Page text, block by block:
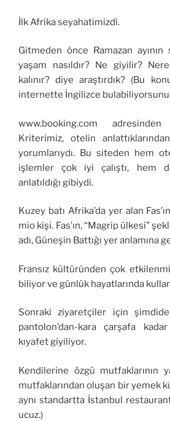
İlk Afrika seyahatimizdi.
Gitmeden önce Ramazan
yaşam nasıldır? Ne giyilir?
kalınır? diye araştırdık? (Bu
internette İngilizce
www.booking.com
Kriterimiz, otelin
yorumlarıydı. Bu siteden hem
işlemler çok iyi çalıştı, hem
anlatıldığı gibiydi.
Kuzey batı Afrika’da yer alan
mio kişi. Fas’ın, “Magrip ülkesi”
adı, Güneşin Battığı yer anlamına
Fransız kültüründen çok
biliyor ve günlük hayatlarında
Sonraki ziyaretçiler için
pantolon’dan-kara çarşafa
kıyafet giyiliyor.
Kendilerine özgü mutfaklarının
mutfaklarından oluşan bir yemek
aynı standartta İstanbul
ucuz.)